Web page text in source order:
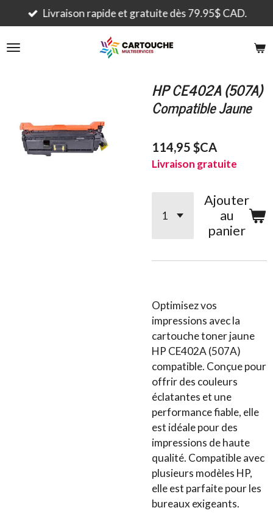
Passer
au
contenu
Livraison rapide et gratuite dès 79.95$ CAD.
HP CE402A (507A)
Compatible Jaune
114,95 $CA
Livraison gratuite
Ajouter
au
panier
Optimisez vos
impressions avec la
cartouche toner jaune
HP CE402A (507A)
compatible. Conçue pour
offrir des couleurs
éclatantes et une
performance fiable, elle
est idéale pour des
impressions de haute
qualité. Compatible avec
plusieurs modèles HP,
elle est parfaite pour les
bureaux exigeants.